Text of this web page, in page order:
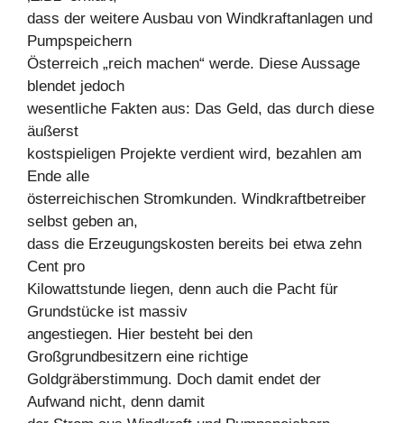
dass der weitere Ausbau von Windkraftanlagen und
Pumpspeichern
Österreich „reich machen“ werde. Diese Aussage
blendet jedoch
wesentliche Fakten aus: Das Geld, das durch diese
äußerst
kostspieligen Projekte verdient wird, bezahlen am
Ende alle
österreichischen Stromkunden. Windkraftbetreiber
selbst geben an,
dass die Erzeugungskosten bereits bei etwa zehn
Cent pro
Kilowattstunde liegen, denn auch die Pacht für
Grundstücke ist massiv
angestiegen. Hier besteht bei den
Großgrundbesitzern eine richtige
Goldgräberstimmung. Doch damit endet der
Aufwand nicht, denn damit